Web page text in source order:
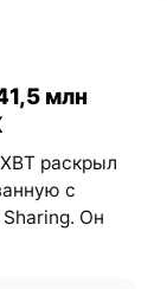
млн
раскрыл
с
Он